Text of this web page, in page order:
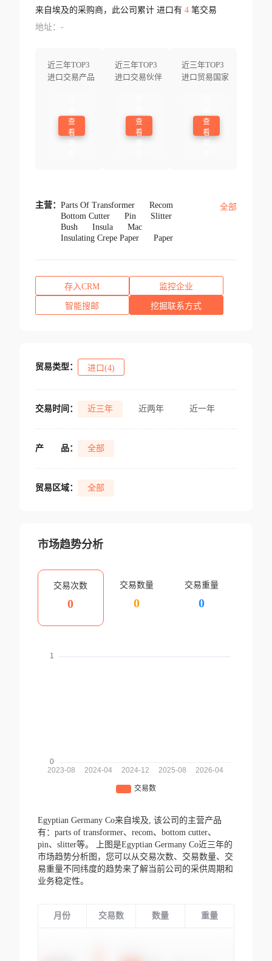
来自埃及的采购商，此公司累计 进口有 4笔交易
地址：-
近三年TOP3
进口交易产品
查
看
近三年TOP3
进口交易伙伴
查
看
近三年TOP3
进口贸易国家
查
看
主营： Parts Of Transformer
Recom
Bottom Cutter
Pin
Slitter
Bush
Insula
Mac
Insulating Crepe Paper
Paper
全部
存入CRM 监控企业
智能搜邮 挖掘联系方式
贸易类型： 进口(4)
交易时间： 近三年 近两年 近一年
产 品： 全部
贸易区域： 全部
市场趋势分析
交易次数
0
交易数量
0
交易重量
0
Egyptian Germany Co来自埃及, 该公司的主营产品
有：parts of transformer、recom、bottom cutter、
pin、slitter等。
上图是Egyptian Germany Co近三年的
市场趋势分析图，您可以从交易次数、交易数量、交
易重量不同纬度的趋势来了解当前公司的采供周期和
业务稳定性。
月份 交易数 数量 重量